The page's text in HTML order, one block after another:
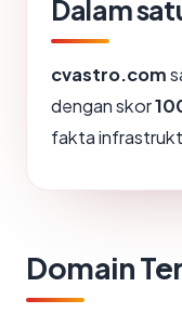
Dalam
cvastro.com
dengan skor
fakta
Domain